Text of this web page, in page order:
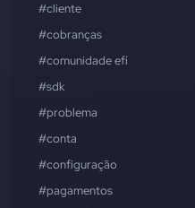
#cliente
#cobranças
#comunidade efí
#sdk
#problema
#conta
#configuração
#pagamentos